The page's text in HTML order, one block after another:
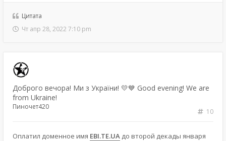
Цитата
Чт апр 28, 2022 7:10 pm
Доброго вечора! Ми з України! 💛💙 Good evening! We are
from Ukraine!
10
Пиночет420
Оплатил доменное имя EBI.TE.UA до второй декады января